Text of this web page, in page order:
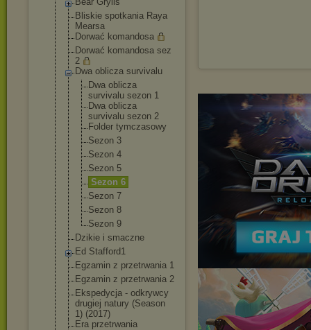
Bliskie spotkania Raya
Mearsa
Dorwać komandosa
Dorwać komandosa sez
2
Dwa oblicza survivalu
Dwa oblicza
survivalu sezon 1
Dwa oblicza
survivalu sezon 2
Folder tymczasowy
Sezon 3
Sezon 4
Sezon 5
Sezon 6
Sezon 7
Sezon 8
Sezon 9
Dzikie i smaczne
Ed Stafford1
Egzamin z przetrwania 1
Egzamin z przetrwania 2
Ekspedycja - odkrywcy
drugiej natury (Season
1) (2017)
Era przetrwania